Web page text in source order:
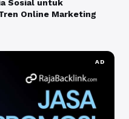
Sosial untuk
Online Marketing
AD